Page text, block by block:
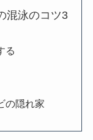
混泳のコツ3
る
の隠れ家